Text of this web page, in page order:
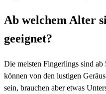
Ab welchem Alter
geeignet?
Die meisten Fingerlings sind
können von den lustigen
sein, brauchen aber etwas